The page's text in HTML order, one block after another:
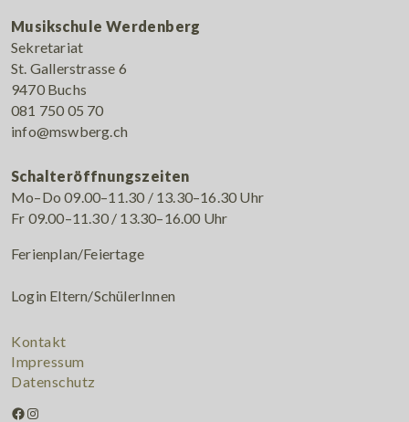
Musikschule Werdenberg
Sekretariat
St. Gallerstrasse 6
9470 Buchs
081 750 05 70
info@mswberg.ch
Schalteröffnungszeiten
Mo–Do 09.00–11.30 / 13.30–16.30 Uhr
Fr 09.00–11.30 / 13.30–16.00 Uhr
Ferienplan/Feiertage
Login Eltern/SchülerInnen
Kontakt
Impressum
Datenschutz
Facebook Instagram